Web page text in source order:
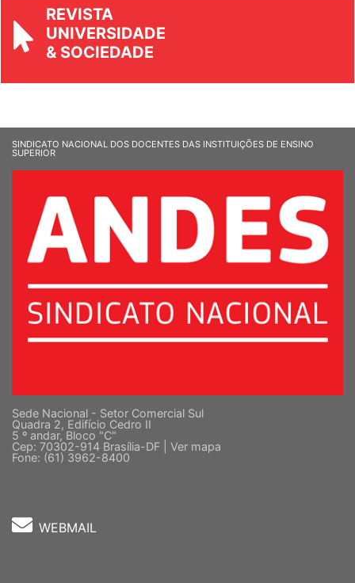
REVISTA
UNIVERSIDADE
& SOCIEDADE
SINDICATO NACIONAL DOS DOCENTES DAS INSTITUIÇÕES DE ENSINO
SUPERIOR
Sede Nacional - Setor Comercial Sul
Quadra 2, Edifício Cedro II
5 º andar, Bloco "C"
Cep: 70302-914 Brasília-DF | Ver mapa
Fone: (61) 3962-8400
WEBMAIL